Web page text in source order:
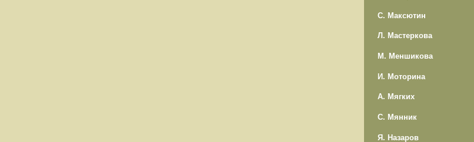
С. Максютин
Л. Мастеркова
М. Меншикова
И. Моторина
А. Мягких
С. Мянник
Я. Назаров